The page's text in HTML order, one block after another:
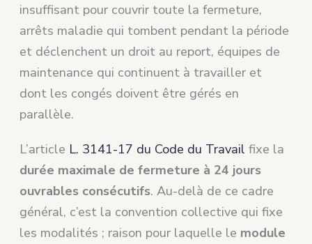
insuffisant pour couvrir toute la fermeture,
arrêts maladie qui tombent pendant la période
et déclenchent un droit au report, équipes de
maintenance qui continuent à travailler et
dont les congés doivent être gérés en
parallèle.
L’article L. 3141-17 du Code du Travail fixe la
durée maximale de fermeture à 24 jours
ouvrables consécutifs. Au-delà de ce cadre
général, c’est la convention collective qui fixe
les modalités ; raison pour laquelle le module